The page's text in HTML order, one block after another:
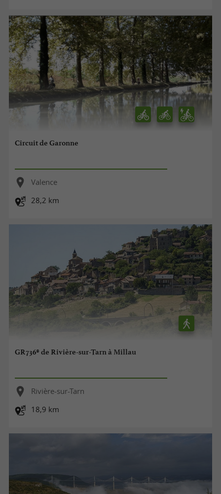
Circuit de Garonne
Valence
28,2 km
GR736® de Rivière-sur-Tarn à Millau
Rivière-sur-Tarn
18,9 km